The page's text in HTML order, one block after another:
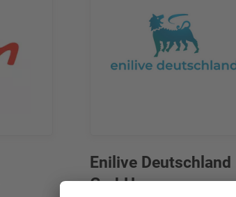
Enilive Deutschland
GmbH